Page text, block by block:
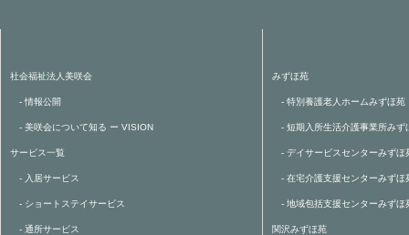
社会福祉法人美咲会
- 情報公開
- 美咲会について知る ー VISION
サービス一覧
- 入居サービス
- ショートステイサービス
- 通所サービス
みずほ苑
- 特別養護老人ホームみずほ苑
- 短期入所生活介護事業所みず
- デイサービスセンターみずほ
- 在宅介護支援センターみずほ
- 地域包括支援センターみずほ
関沢みずほ苑